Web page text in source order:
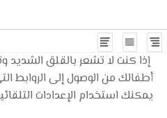
إذا كنت لا تشعر بالقلق الشديد
أطفالك من الوصول إلى الروابط
يمكنك استخدام الإعدادات